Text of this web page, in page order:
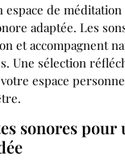
espace de
adaptée. Les
et accompagnent
Une sélection
espace
sonores pour